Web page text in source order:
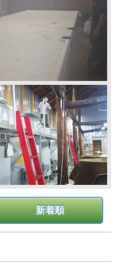
新着順